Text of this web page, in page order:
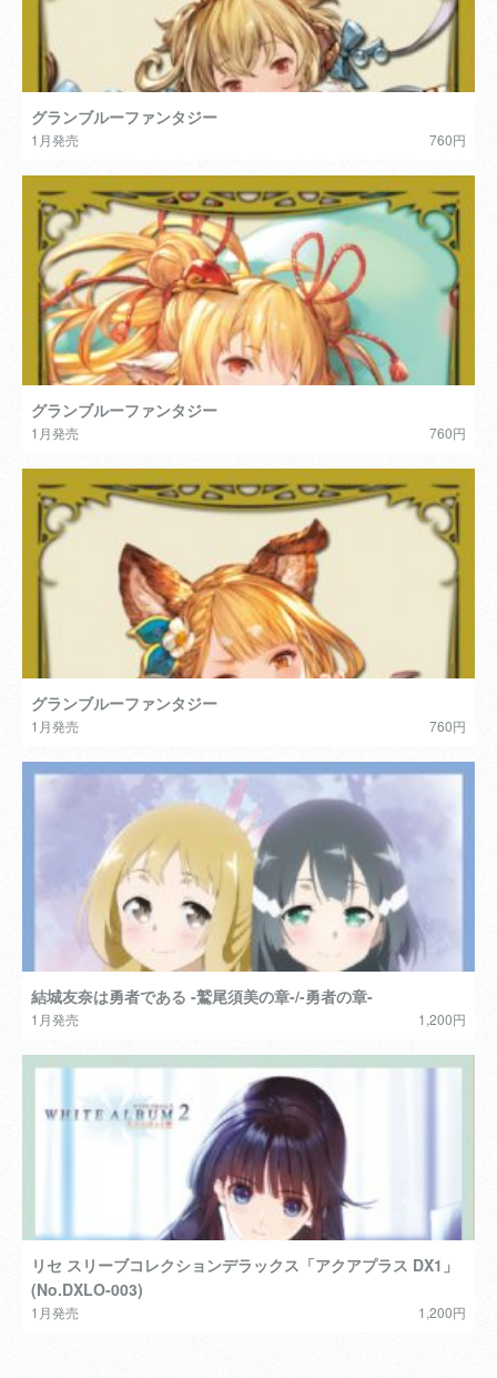
グランブルーファンタジー
1月発売 760円
グランブルーファンタジー
1月発売 760円
グランブルーファンタジー
1月発売 760円
結城友奈は勇者である -鷲尾須美の章-/-勇者の章-
1月発売 1,200円
リセ スリーブコレクションデラックス「アクアプラス DX1」
(No.DXLO-003)
1月発売 1,200円